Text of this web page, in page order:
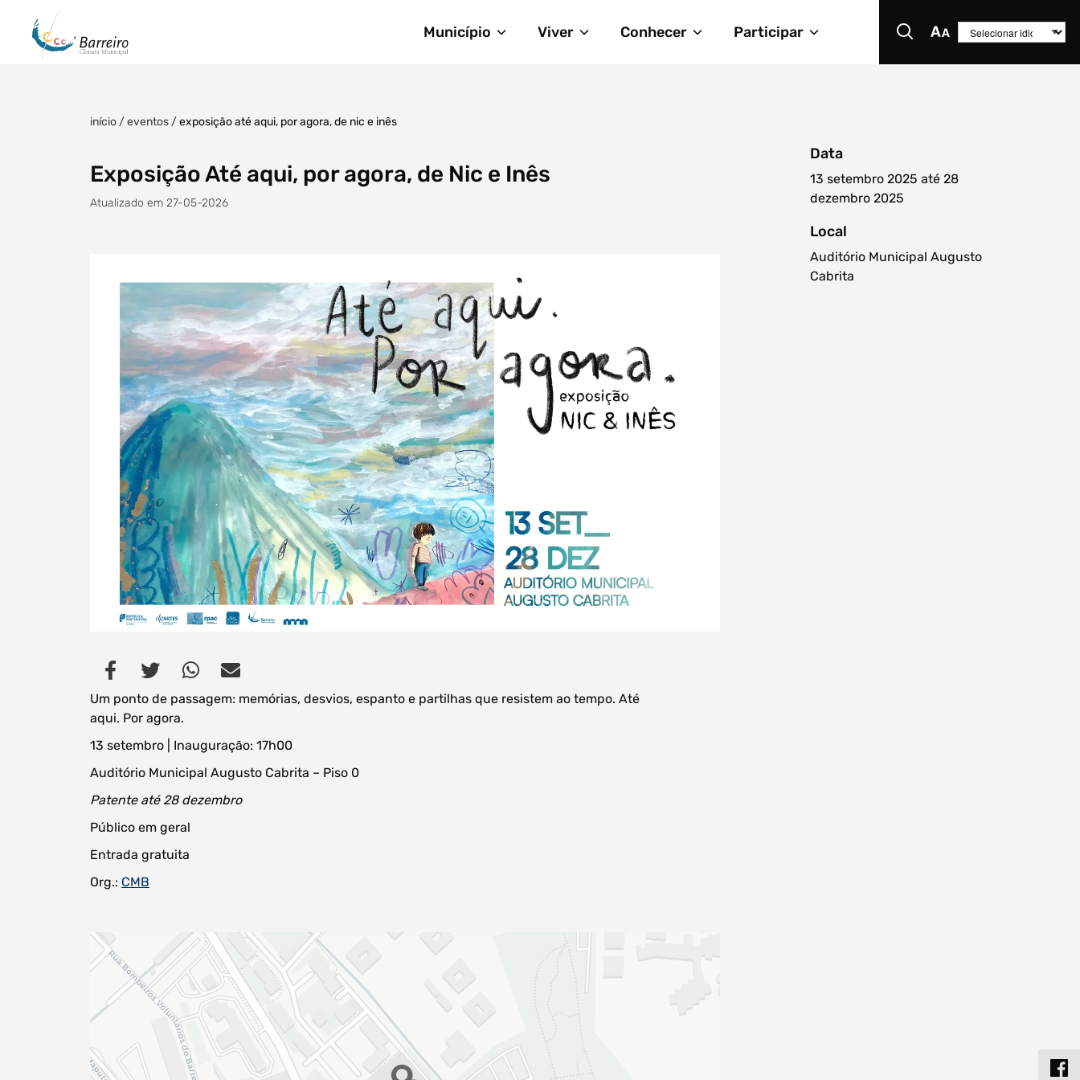
Município Viver Conhecer Participar
Procurar
início /eventos /exposição até aqui, por agora, de nic e inês
Exposição Até aqui, por agora, de Nic e Inês
Atualizado em 27-05-2026
Um ponto de passagem: memórias, desvios, espanto e partilhas que resistem ao tempo. Até
aqui. Por agora.
13 setembro | Inauguração: 17h00
Auditório Municipal Augusto Cabrita – Piso 0
Patente até 28 dezembro
Público em geral
Entrada gratuita
Org.: CMB
Data
13 setembro 2025 até 28
dezembro 2025
Local
Auditório Municipal Augusto
Cabrita